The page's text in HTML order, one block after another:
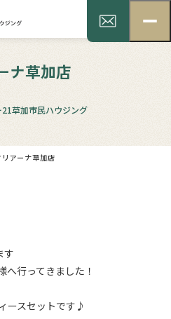
ナ草加店
草加市民ハウジング
アーナ草加店
す
へ行ってきました！
ースセットです♪